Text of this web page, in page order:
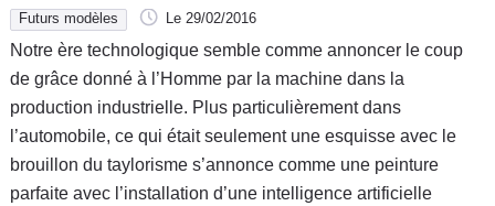
Futurs modèles Le 29/02/2016
Notre ère technologique semble comme annoncer le coup
de grâce donné à l’Homme par la machine dans la
production industrielle. Plus particulièrement dans
l’automobile, ce qui était seulement une esquisse avec le
brouillon du taylorisme s’annonce comme une peinture
parfaite avec l’installation d’une intelligence artificielle